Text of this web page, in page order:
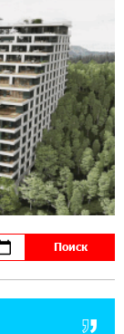
теперь
с помощью
IDBank
на школьников
Когда-
армянин, но